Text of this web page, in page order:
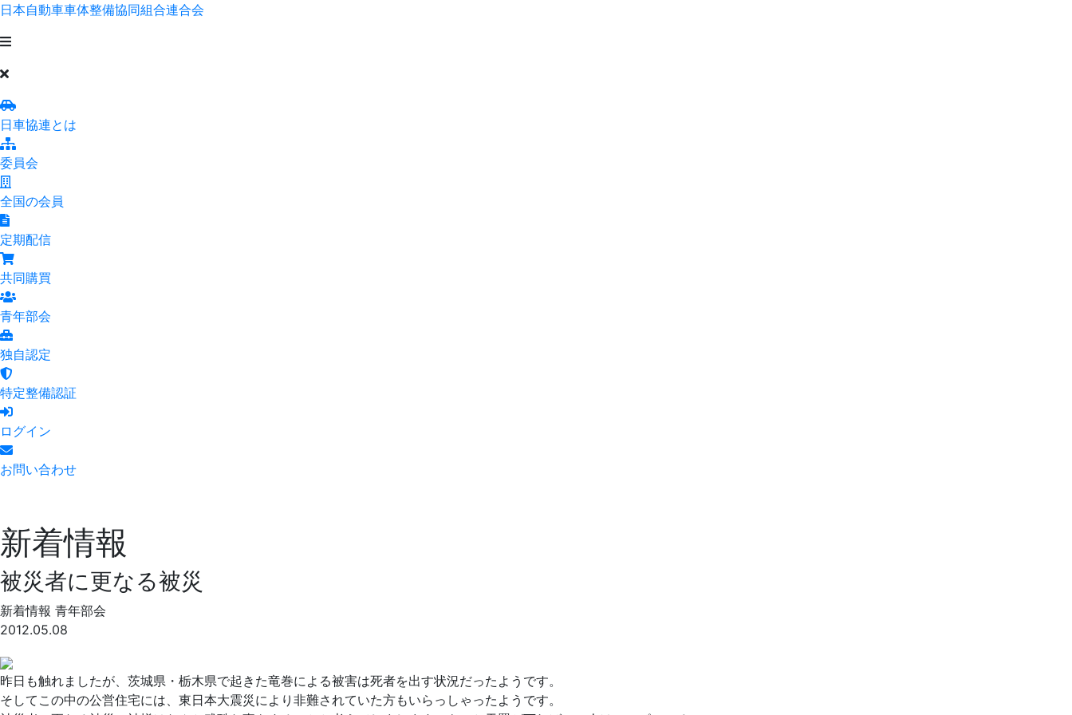
日本自動車車体整備協同組合連合会
日車協連とは
委員会
全国の会員
定期配信
共同購買
青年部会
独自認定
特定整備認証
ログイン
お問い合わせ
新着情報
被災者に更なる被災
新着情報 青年部会
2012.05.08
昨日も触れましたが、茨城県・栃木県で起きた竜巻による被害は死者を出す状況だったようです。
そしてこの中の公営住宅には、東日本大震災により非難されていた方もいらっしゃったようです。